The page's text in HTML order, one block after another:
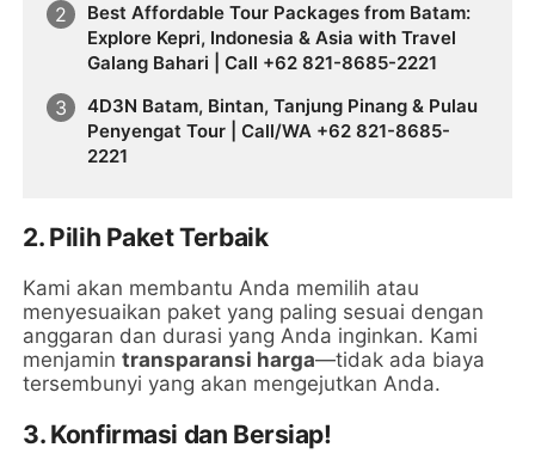
Best Affordable Tour Packages from Batam:
Explore Kepri, Indonesia & Asia with Travel
Galang Bahari | Call +62 821-8685-2221
4D3N Batam, Bintan, Tanjung Pinang & Pulau
Penyengat Tour | Call/WA +62 821-8685-
2221
2. Pilih Paket Terbaik
Kami akan membantu Anda memilih atau
menyesuaikan paket yang paling sesuai dengan
anggaran dan durasi yang Anda inginkan. Kami
menjamintransparansi harga—tidak ada biaya
tersembunyi yang akan mengejutkan Anda.
3. Konfirmasi dan Bersiap!